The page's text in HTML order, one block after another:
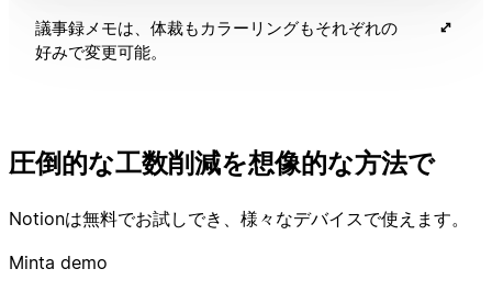
議事録メモは、体裁もカラーリングもそれぞれの
好みで変更可能。
圧倒的な工数削減を想像的な方法で
Notionは無料でお試しでき、様々なデバイスで使えます。
Minta demo